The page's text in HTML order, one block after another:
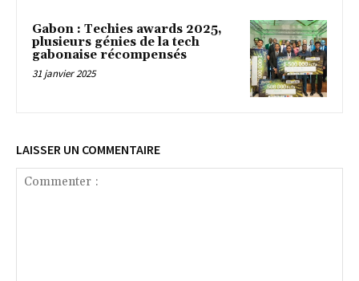
Gabon : Techies awards 2025,
plusieurs génies de la tech
gabonaise récompensés
31 janvier 2025
LAISSER UN COMMENTAIRE